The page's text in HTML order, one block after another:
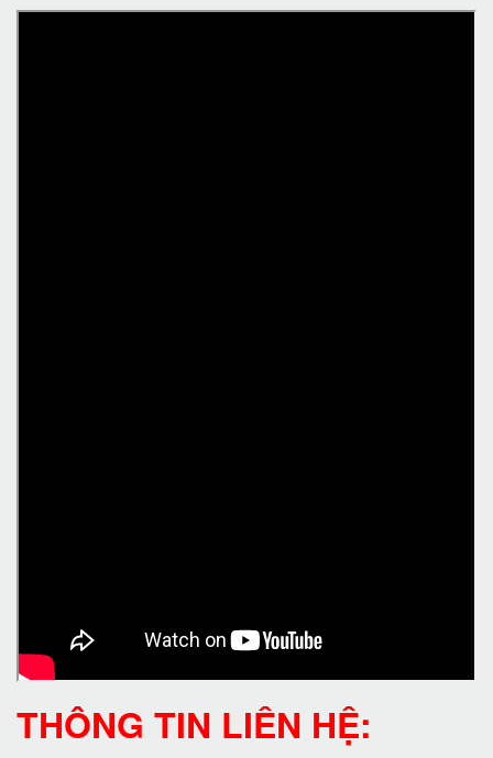
THÔNG TIN LIÊN HỆ: